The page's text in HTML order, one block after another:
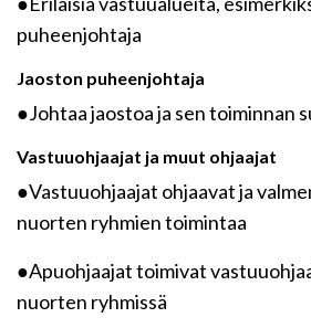
puheenjohtaja
Jaoston puheenjohtaja
●Johtaa jaostoa ja sen toiminnan
Vastuuohjaajat ja muut ohjaajat
●Vastuuohjaajat ohjaavat ja
nuorten ryhmien toimintaa
●Apuohjaajat toimivat
nuorten ryhmissä